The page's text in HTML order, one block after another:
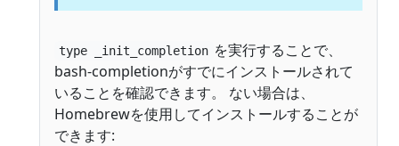
type _init_completion を実行することで、
bash-completionがすでにインストールされて
いることを確認できます。 ない場合は、
Homebrewを使用してインストールすることが
できます: